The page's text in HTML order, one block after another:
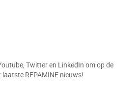
Twitter en LinkedIn om op de
REPAMINE nieuws!